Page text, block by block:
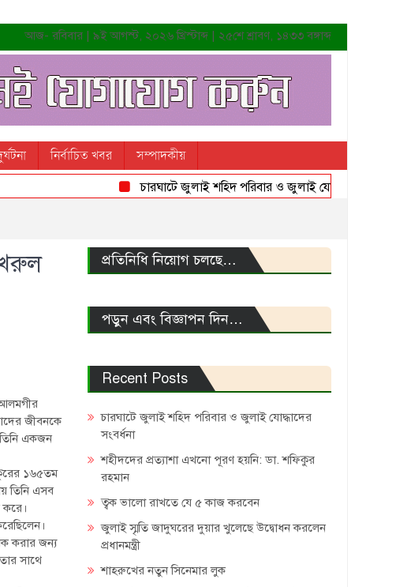
আজ- রবিবার | ৯ই আগস্ট, ২০২৬ খ্রিস্টাব্দ | ২৫শে শ্রাবণ, ১৪৩৩ বঙ্গাব্দ
নির্বাচিত খবর সম্পাদকীয়
চারঘাটে জুলাই শহিদ পরিবার ও জুলাই যোদ্ধাদের সংবর্ধনা
আলমগীর
জীবনকে
একজন
১৬৫তম
তিনি এসব
করে।
করার জন্য
সাথে
প্রতিনিধি নিয়োগ চলছে…
পড়ুন এবং বিজ্ঞাপন দিন…
Recent Posts
চারঘাটে জুলাই শহিদ পরিবার ও জুলাই যোদ্ধাদের
সংবর্ধনা
শহীদদের প্রত্যাশা এখনো পূরণ হয়নি: ডা. শফিকুর
রহমান
ত্বক ভালো রাখতে যে ৫ কাজ করবেন
জুলাই স্মৃতি জাদুঘরের দুয়ার খুলেছে উদ্বোধন করলেন
প্রধানমন্ত্রী
শাহরুখের নতুন সিনেমার লুক